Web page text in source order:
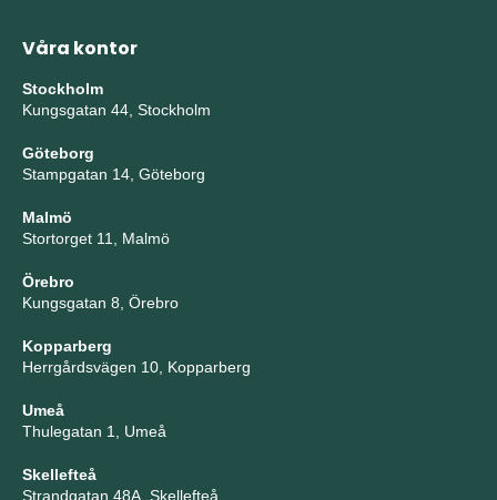
Våra kontor
Stockholm
Kungsgatan 44, Stockholm
Göteborg
Stampgatan 14, Göteborg
Malmö
Stortorget 11, Malmö
Örebro
Kungsgatan 8, Örebro
Kopparberg
Herrgårdsvägen 10, Kopparberg
Umeå
Thulegatan 1, Umeå
Skellefteå
Strandgatan 48A, Skellefteå